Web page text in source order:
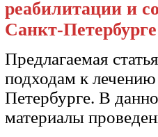
реабилитации и
Санкт-Петербурге
Предлагаемая
подходам к
Петербурге. В
материалы